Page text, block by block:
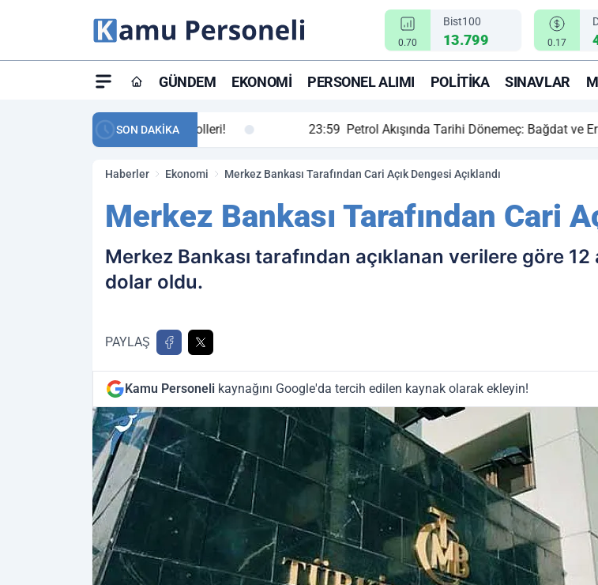
0.70
Bist100
13.799 0.17
GÜNDEM EKONOMI PERSONEL ALIMI POLITIKA SINAVLAR
SON DAKİKA
maç özeti ve golleri! 23:59 Petrol Akışında Tarihi Dönemeç: Bağdat ve Erbil El Sıkıştı,
Haberler Ekonomi Merkez Bankası Tarafından Cari Açık Dengesi Açıklandı
Merkez Bankası Tarafından Cari
Merkez Bankası tarafından açıklanan verilere göre
dolar oldu.
PAYLAŞ
Kamu Personeli kaynağını Google'da tercih edilen kaynak olarak ekleyin!